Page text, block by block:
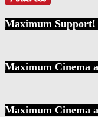
Maximum Support!
Maximum Cinema
Maximum Cinema